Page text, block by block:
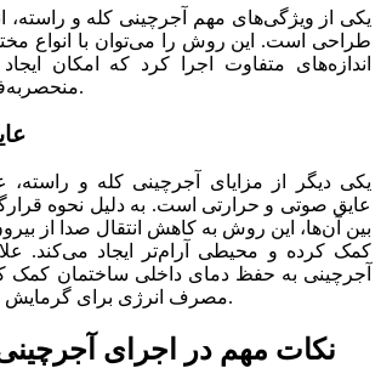
یکی از ویژگی‌های مهم آجرچینی کله و راسته،
طراحی است. این روش را می‌توان با انواع
اندازه‌های متفاوت اجرا کرد که امکان
منحصربه‌فرد را فراهم می‌کند.
یکی دیگر از مزایای آجرچینی کله و راسته،
عایق صوتی و حرارتی است. به دلیل نحوه
بین آن‌ها، این روش به کاهش انتقال صدا از
کمک کرده و محیطی آرام‌تر ایجاد می‌کند.
آجرچینی به حفظ دمای داخلی ساختمان
مصرف انرژی برای گرمایش و سرمایش می‌شود.
نکات مهم در اجرای